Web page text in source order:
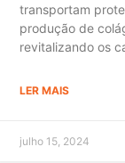
transportam
produção de
revitalizando os
LER MAIS
julho 15, 2024